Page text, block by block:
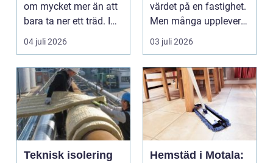
om mycket mer än att
bara ta ner ett träd. I
e...
04 juli 2026
värdet på en fastighet.
Men många upplever
att tiden, o...
03 juli 2026
Teknisk isolering
Hemstäd i Motala: